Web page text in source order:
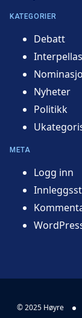
KATEGORIER
Debatt
Nyheter
Politikk
META
Logg inn
© 2025 Høyre